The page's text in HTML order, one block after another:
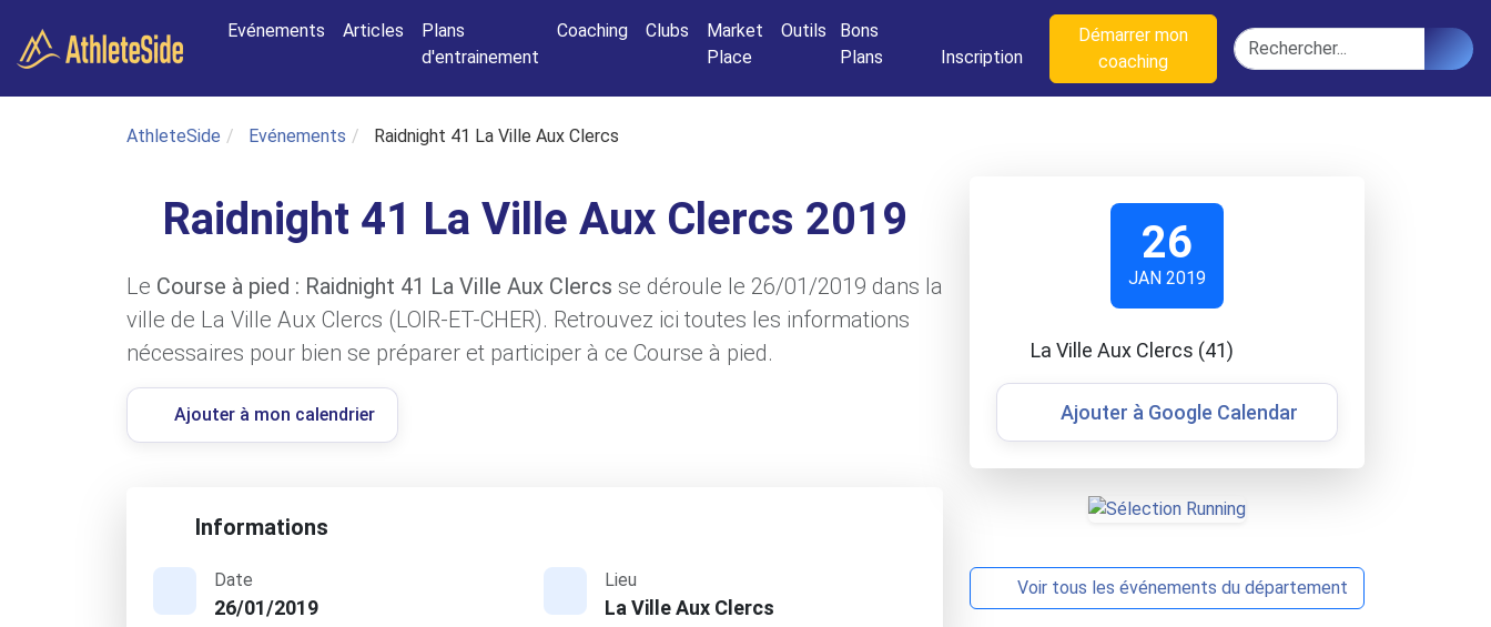
Evénements
Articles
Plans
d'entrainement
Coaching Clubs
Market
Place
Outils
Bons
Plans
Inscription
Démarrer mon
coaching
Rechercher
AthleteSide Evénements Raidnight 41 La Ville Aux Clercs
Raidnight 41 La Ville Aux Clercs 2019
Le Course à pied : Raidnight 41 La Ville Aux Clercs se déroule le 26/01/2019 dans la
ville de La Ville Aux Clercs (LOIR-ET-CHER). Retrouvez ici toutes les informations
nécessaires pour bien se préparer et participer à ce Course à pied.
Ajouter à mon calendrier
Informations
Date
26/01/2019
Lieu
La Ville Aux Clercs
26
JAN 2019
La Ville Aux Clercs (41)
Ajouter à Google Calendar
Voir tous les événements du département